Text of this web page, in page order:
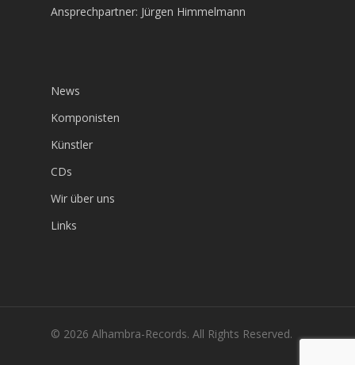
Ansprechpartner: Jürgen Himmelmann
News
Komponisten
Künstler
CDs
Wir über uns
Links
© 2026 Alhambra-Records. All Rights Reserved.